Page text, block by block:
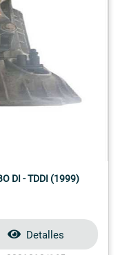
DI - TDDI (1999)
Detalles